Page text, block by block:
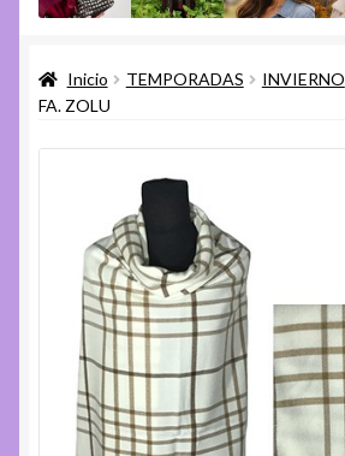
Ayuda
Inicio TEMPORADAS INVIERNO
FA. ZOLU